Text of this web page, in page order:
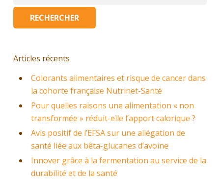
Articles récents
Colorants alimentaires et risque de cancer dans
la cohorte française Nutrinet-Santé
Pour quelles raisons une alimentation « non
transformée » réduit-elle l’apport calorique ?
Avis positif de l’EFSA sur une allégation de
santé liée aux bêta-glucanes d’avoine
Innover grâce à la fermentation au service de la
durabilité et de la santé